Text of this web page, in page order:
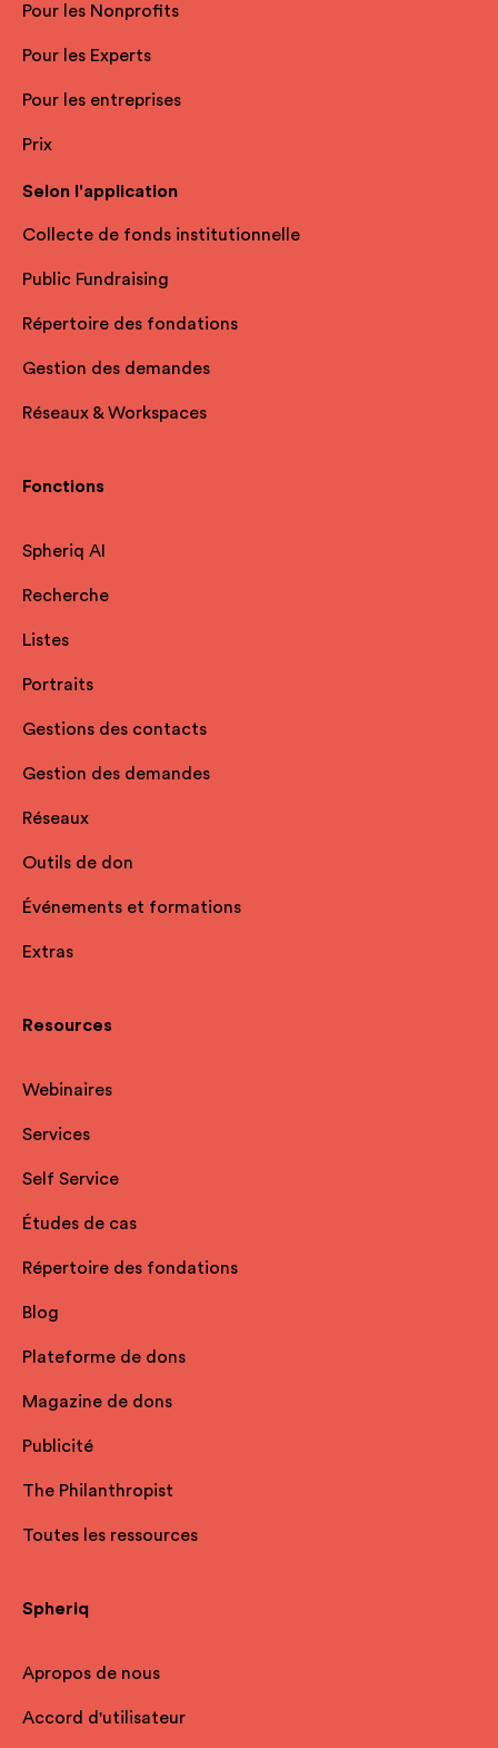
Pour les Nonprofits
Pour les Experts
Pour les entreprises
Prix
Selon l'application
Collecte de fonds institutionnelle
Public Fundraising
Répertoire des fondations
Gestion des demandes
Réseaux & Workspaces
Fonctions
Spheriq AI
Recherche
Listes
Portraits
Gestions des contacts
Gestion des demandes
Réseaux
Outils de don
Événements et formations
Extras
Resources
Webinaires
Services
Self Service
Études de cas
Répertoire des fondations
Blog
Plateforme de dons
Magazine de dons
Publicité
The Philanthropist
Toutes les ressources
Spheriq
Apropos de nous
Accord d'utilisateur